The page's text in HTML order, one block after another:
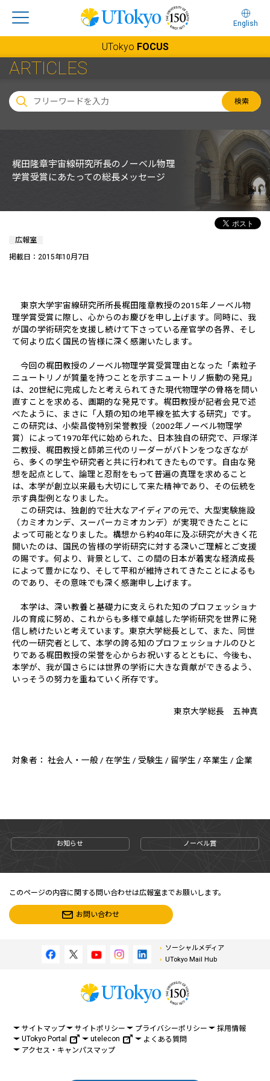
English
UTokyo FOCUS
ARTICLES
検索
梶田隆章宇宙線研究所長のノーベル物理
学賞受賞にあたっての総長メッセージ
広報室
掲載日：2015年10月7日
東京大学宇宙線研究所所長梶田隆章教授の2015年ノーベル物
理学賞受賞に際し、心からのお慶びを申し上げます。同時に、我
が国の学術研究を支援し続けて下さっている産官学の各界、そし
て何より広く国民の皆様に深く感謝いたします。
今回の梶田教授のノーベル物理学賞受賞理由となった「素粒子
ニュートリノが質量を持つことを示すニュートリノ振動の発見」
は、20世紀に完成したと考えられてきた現代物理学の骨格を問い
直すことを求める、画期的な発見です。梶田教授が記者会見で述
べたように、まさに「人類の知の地平線を拡大する研究」です。
この研究は、小柴昌俊特別栄誉教授（2002年ノーベル物理学
賞）によって1970年代に始められた、日本独自の研究で、戸塚洋
二教授、梶田教授と師弟三代のリーダーがバトンをつなぎなが
ら、多くの学生や研究者と共に行われてきたものです。自由な発
想を起点として、論理と忍耐をもって普遍の真理を求めること
は、本学が創立以来最も大切にして来た精神であり、その伝統を
示す典型例となりました。
この研究は、独創的で壮大なアイディアの元で、大型実験施設
（カミオカンデ、スーパーカミオカンデ）が実現できたことに
よって可能となりました。構想から約40年に及ぶ研究が大きく花
開いたのは、国民の皆様の学術研究に対する深いご理解とご支援
の賜です。何より、背景として、この間の日本が着実な経済成長
によって豊かになり、そして平和が維持されてきたことによるも
のであり、その意味でも深く感謝申し上げます。
本学は、深い教養と基礎力に支えられた知のプロフェッショナ
ルの育成に努め、これからも多様で卓越した学術研究を世界に発
信し続けたいと考えています。東京大学総長として、また、同世
代の一研究者として、本学の誇る知のプロフェッショナルのひと
りである梶田教授の栄誉を心からお祝いするとともに、今後も、
本学が、我が国さらには世界の学術に大きな貢献ができるよう、
いっそうの努力を重ねていく所存です。
東京大学総長 五神真
対象者： 社会人・一般 / 在学生 / 受験生 / 留学生 / 卒業生 / 企業
お知らせ ノーベル賞
このページの内容に関する問い合わせは広報室までお願いします。
お問い合わせ
ソーシャルメディア
UTokyo Mail Hub
サイトマップ サイトポリシー プライバシーポリシー
採用情報
UTokyo Portal
utelecon
よくある質問
アクセス・キャンパスマップ